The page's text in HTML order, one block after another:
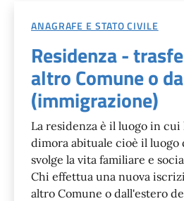
ANAGRAFE E STATO CIVILE
Residenza -
altro Comune o
(immigrazione)
La residenza è il luogo in cui
dimora abituale cioè il luogo
svolge la vita familiare e
Chi effettua una nuova
altro Comune o dall'estero